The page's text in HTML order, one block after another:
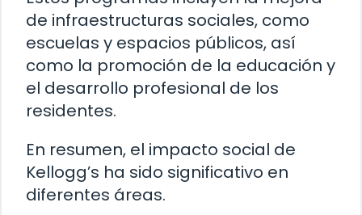
de infraestructuras sociales, como
escuelas y espacios públicos, así
como la promoción de la educación y
el desarrollo profesional de los
residentes.
En resumen, el impacto social de
Kellogg’s ha sido significativo en
diferentes áreas.